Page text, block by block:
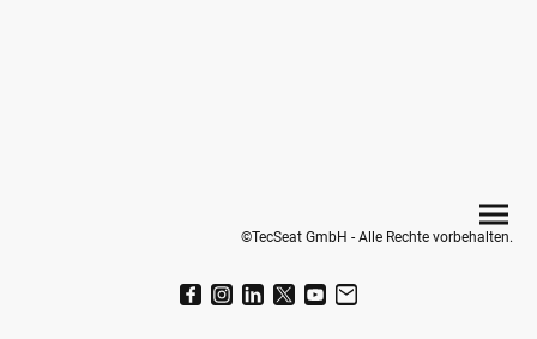
©TecSeat GmbH - Alle Rechte vorbehalten.